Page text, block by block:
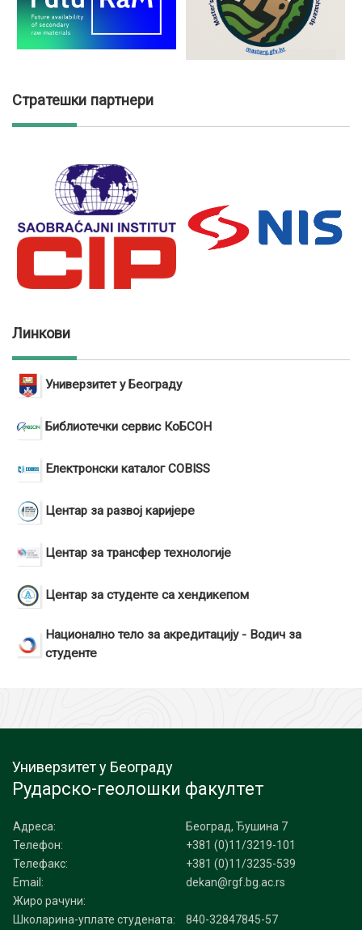
Стратешки партнери
Линкови
Универзитет у Београду
Библиотечки сервис КоБСОН
Електронски каталог COBISS
Центар за развој каријере
Центар за трансфер технологије
Центар за студенте са хендикепом
Национално тело за акредитацију - Водич за
студенте
Универзитет у Београду
Рударско-геолошки факултет
Адреса:
Београд, Ђушина 7
Телефон:
+381 (0)11/3219-101
Телефакс:
+381 (0)11/3235-539
Email:
dekan@rgf.bg.ac.rs
Жиро рачуни:
Школарина-уплате студената:
840-32847845-57